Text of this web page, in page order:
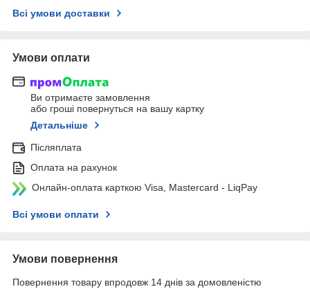
Всі умови доставки
Умови оплати
Ви отримаєте замовлення
або гроші повернуться на вашу картку
Детальніше
Післяплата
Оплата на рахунок
Онлайн-оплата карткою Visa, Mastercard - LiqPay
Всі умови оплати
Умови повернення
Повернення товару впродовж 14 днів за домовленістю